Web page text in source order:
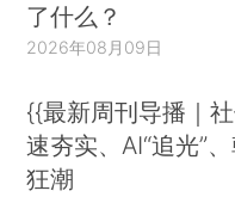
了什么？
2026年08月09日
{{最新周刊导播｜
速夯实、AI“追光”
狂潮